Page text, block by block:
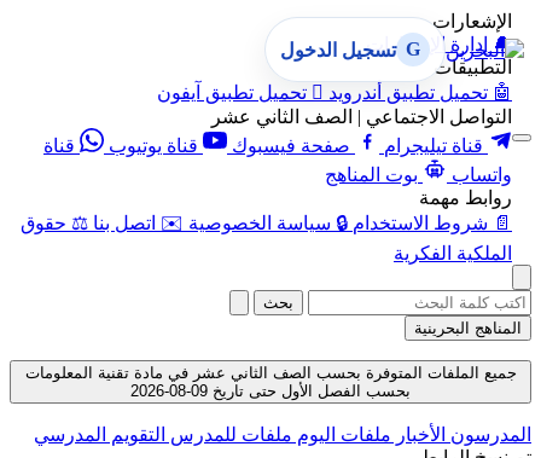
الإشعارات
🔔 إدارة الإشعارات
التطبيقات
🤖 تحميل تطبيق أندرويد  تحميل تطبيق آيفون
التواصل الاجتماعي | الصف الثاني عشر
قناة تيليجرام
صفحة فيسبوك قناة يوتيوب
قناة
واتساب
بوت المناهج
روابط مهمة
📄 شروط الاستخدام 🔒 سياسة الخصوصية ✉️ اتصل بنا ⚖️ حقوق
الملكية الفكرية
G تسجيل الدخول
بحث
المناهج البحرينية
جميع الملفات المتوفرة بحسب الصف الثاني عشر في مادة تقنية المعلومات
بحسب الفصل الأول حتى تاريخ 09-08-2026
المدرسون الأخبار ملفات اليوم ملفات للمدرس التقويم المدرسي